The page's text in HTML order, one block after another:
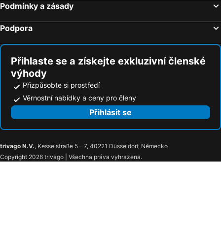
Podmínky a zásady
Podpora
Přihlaste se a získejte exkluzivní členské
výhody
Přizpůsobte si prostředí
Věrnostní nabídky a ceny pro členy
Přihlásit se
trivago N.V., Kesselstraße 5 – 7, 40221 Düsseldorf, Německo
Copyright 2026 trivago | Všechna práva vyhrazena.